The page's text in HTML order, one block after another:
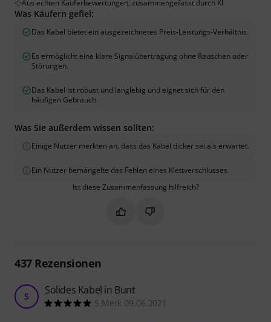
Aus echten Käuferbewertungen, zusammengefasst durch KI
Was Käufern gefiel:
Das Kabel bietet ein ausgezeichnetes Preis-Leistungs-Verhältnis.
Es ermöglicht eine klare Signalübertragung ohne Rauschen oder
Störungen.
Das Kabel ist robust und langlebig und eignet sich für den
häufigen Gebrauch.
Was Sie außerdem wissen sollten:
Einige Nutzer merkten an, dass das Kabel dicker sei als erwartet.
Ein Nutzer bemängelte das Fehlen eines Klettverschlusses.
Ist diese Zusammenfassung hilfreich?
Markieren Sie diese
Markieren Sie diese
437Rezensionen
S Solides Kabel in Bunt
S.Merk 09.06.2021